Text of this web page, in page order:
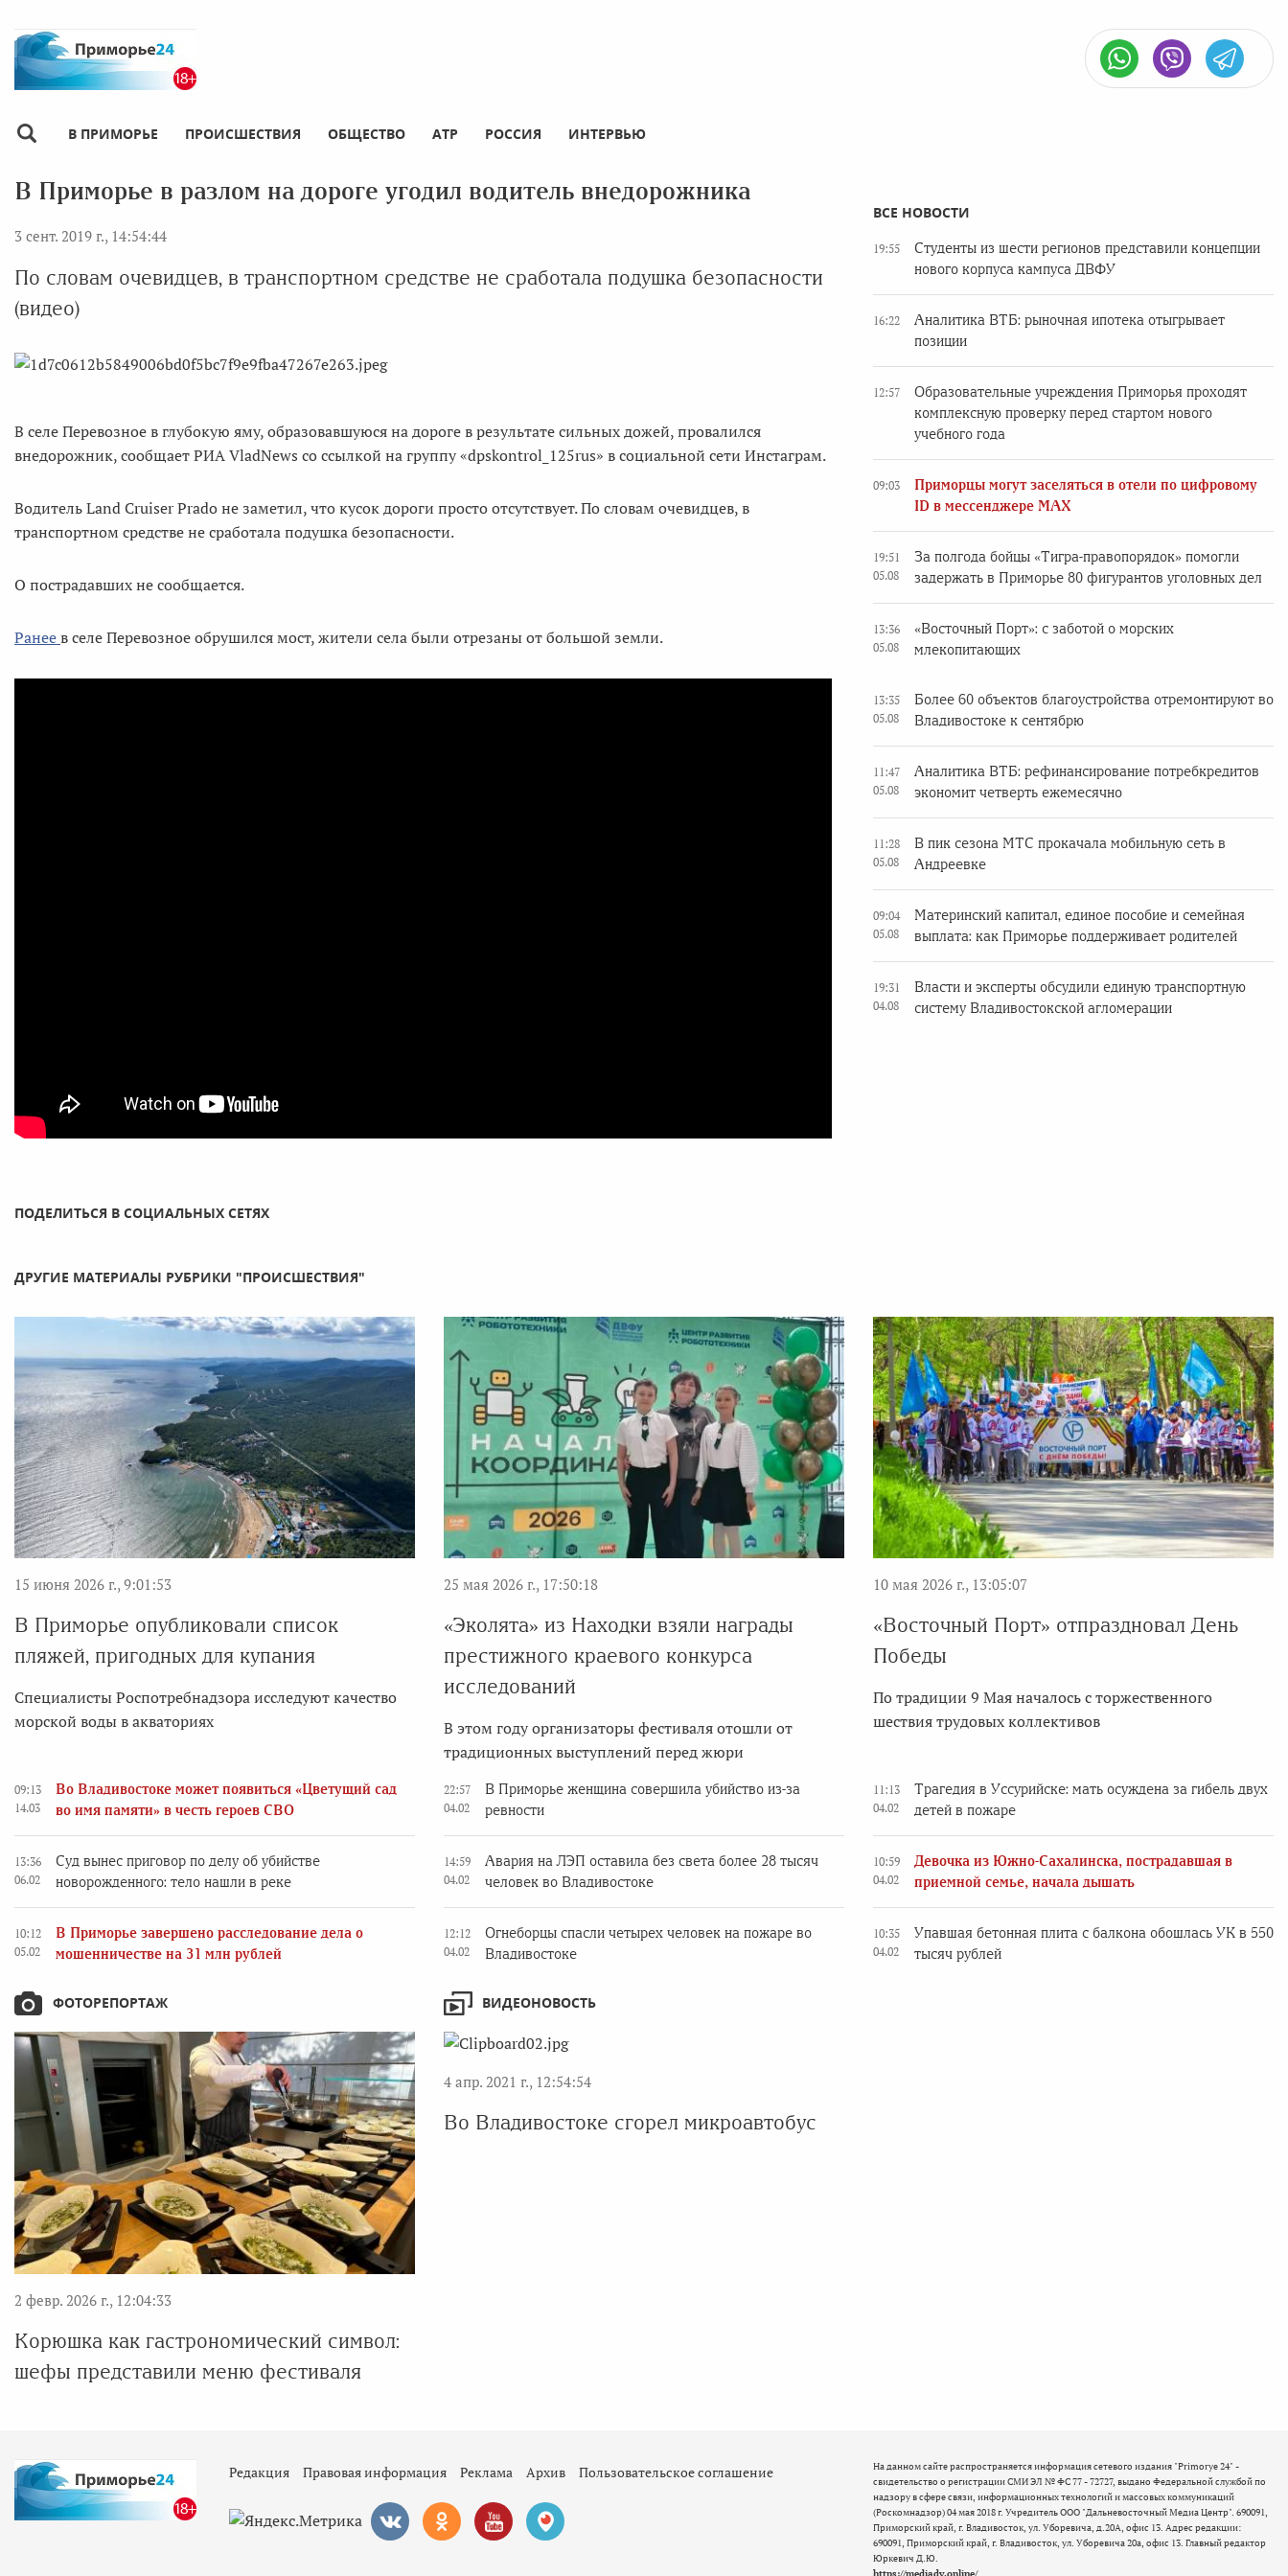
В ПРИМОРЬЕ ПРОИСШЕСТВИЯ ОБЩЕСТВО АТР РОССИЯ ИНТЕРВЬЮ
В Приморье в разлом на дороге угодил водитель внедорожника
3 сент. 2019 г., 14:54:44
По словам очевидцев, в транспортном средстве не сработала подушка безопасности
(видео)
В селе Перевозное в глубокую яму, образовавшуюся на дороге в результате сильных дожей, провалился
внедорожник, сообщает РИА VladNews со ссылкой на группу «dpskontrol_125rus» в социальной сети Инстаграм.
Водитель Land Cruiser Prado не заметил, что кусок дороги просто отсутствует. По словам очевидцев, в
транспортном средстве не сработала подушка безопасности.
О пострадавших не сообщается.
Ранеев селе Перевозное обрушился мост, жители села были отрезаны от большой земли.
ПОДЕЛИТЬСЯ В СОЦИАЛЬНЫХ СЕТЯХ
ВСЕ НОВОСТИ
19:55
Студенты из шести регионов представили концепции
нового корпуса кампуса ДВФУ
16:22
Аналитика ВТБ: рыночная ипотека отыгрывает
позиции
12:57
Образовательные учреждения Приморья проходят
комплексную проверку перед стартом нового
учебного года
09:03
Приморцы могут заселяться в отели по цифровому
ID в мессенджере MAX
19:51
05.08
За полгода бойцы «Тигра-правопорядок» помогли
задержать в Приморье 80 фигурантов уголовных дел
13:36
05.08
«Восточный Порт»: с заботой о морских
млекопитающих
13:35
05.08
Более 60 объектов благоустройства отремонтируют во
Владивостоке к сентябрю
11:47
05.08
Аналитика ВТБ: рефинансирование потребкредитов
экономит четверть ежемесячно
11:28
05.08
В пик сезона МТС прокачала мобильную сеть в
Андреевке
09:04
05.08
Материнский капитал, единое пособие и семейная
выплата: как Приморье поддерживает родителей
19:31
04.08
Власти и эксперты обсудили единую транспортную
систему Владивостокской агломерации
ДРУГИЕ МАТЕРИАЛЫ РУБРИКИ "ПРОИСШЕСТВИЯ"
15 июня 2026 г., 9:01:53
В Приморье опубликовали список
пляжей, пригодных для купания
Специалисты Роспотребнадзора исследуют качество
морской воды в акваториях
25 мая 2026 г., 17:50:18
«Эколята» из Находки взяли награды
престижного краевого конкурса
исследований
В этом году организаторы фестиваля отошли от
традиционных выступлений перед жюри
10 мая 2026 г., 13:05:07
«Восточный Порт» отпраздновал День
Победы
По традиции 9 Мая началось с торжественного
шествия трудовых коллективов
09:13
14.03
Во Владивостоке может появиться «Цветущий сад
во имя памяти» в честь героев СВО
13:36
06.02
Суд вынес приговор по делу об убийстве
новорожденного: тело нашли в реке
10:12
05.02
В Приморье завершено расследование дела о
мошенничестве на 31 млн рублей
22:57
04.02
В Приморье женщина совершила убийство из-за
ревности
14:59
04.02
Авария на ЛЭП оставила без света более 28 тысяч
человек во Владивостоке
12:12
04.02
Огнеборцы спасли четырех человек на пожаре во
Владивостоке
11:13
04.02
Трагедия в Уссурийске: мать осуждена за гибель двух
детей в пожаре
10:59
04.02
Девочка из Южно-Сахалинска, пострадавшая в
приемной семье, начала дышать
10:35
04.02
Упавшая бетонная плита с балкона обошлась УК в 550
тысяч рублей
ФОТОРЕПОРТАЖ
2 февр. 2026 г., 12:04:33
Корюшка как гастрономический символ:
шефы представили меню фестиваля
ВИДЕОНОВОСТЬ
4 апр. 2021 г., 12:54:54
Во Владивостоке сгорел микроавтобус
Редакция Правовая информация Реклама Архив Пользовательское соглашение
На данном сайте распространяется информация сетевого издания "Primorye 24" -
свидетельство о регистрации СМИ ЭЛ № ФС 77 - 72727, выдано Федеральной службой по
надзору в сфере связи, информационных технологий и массовых коммуникаций
(Роскомнадзор) 04 мая 2018 г. Учредитель ООО "Дальневосточный Медиа Центр". 690091,
Приморский край, г. Владивосток, ул. Уборевича, д.20А, офис 13. Адрес редакции:
690091, Приморский край, г. Владивосток, ул. Уборевича 20а, офис 13. Главный редактор
Юркевич Д.Ю.